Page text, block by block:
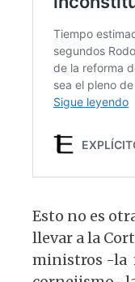
Esto no es
llevar a la
ministros -la